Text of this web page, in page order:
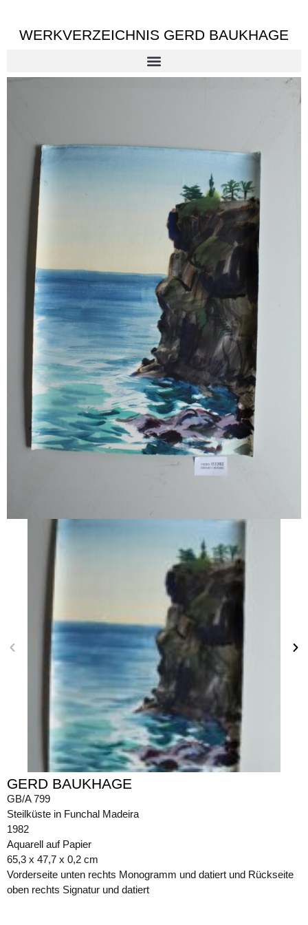
WERKVERZEICHNIS GERD BAUKHAGE
GERD BAUKHAGE
GB/A 799
Steilküste in Funchal Madeira
1982
Aquarell auf Papier
65,3 x 47,7 x 0,2 cm
Vorderseite unten rechts Monogramm und datiert und Rückseite
oben rechts Signatur und datiert